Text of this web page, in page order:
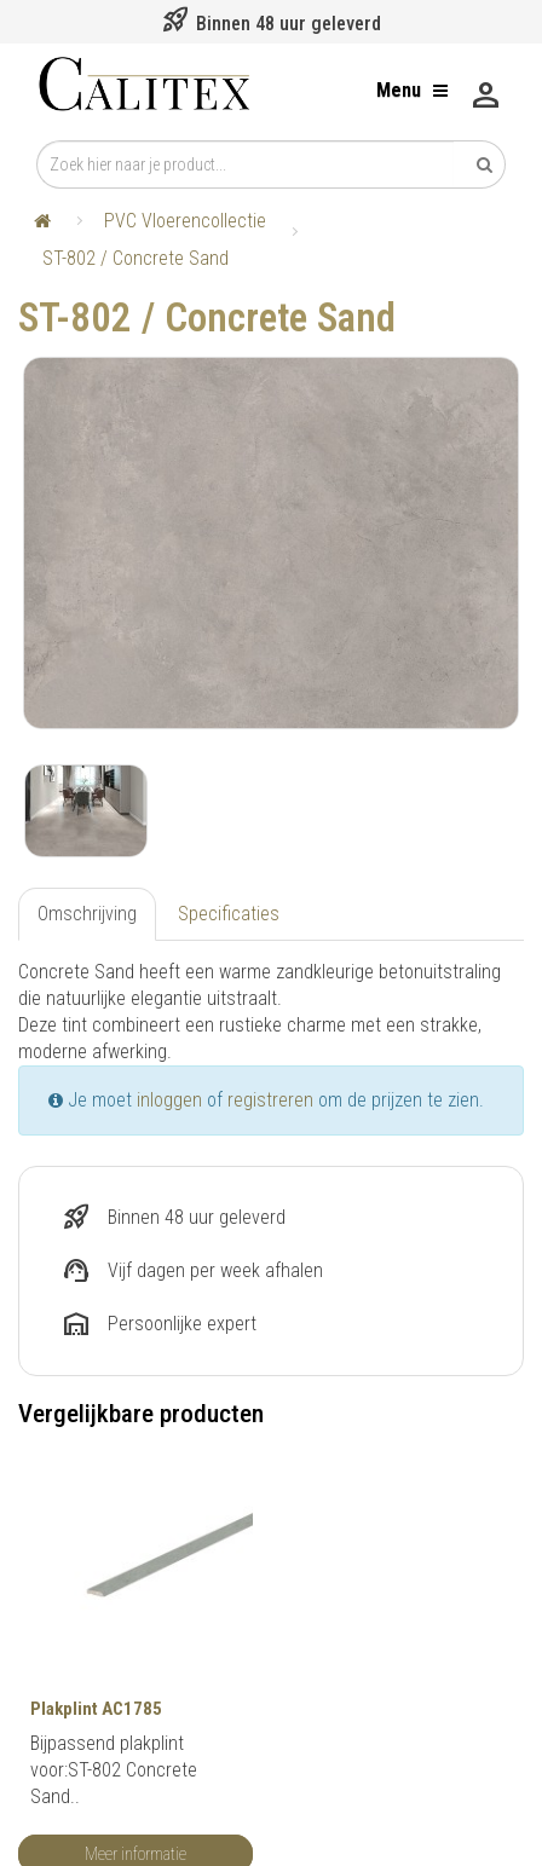
rocket_launch Binnen 48 uur geleverd
Menu person
PVC Vloerencollectie
ST-802 / Concrete Sand
ST-802 / Concrete Sand
Omschrijving Specificaties
Concrete Sand heeft een warme zandkleurige betonuitstraling
die natuurlijke elegantie uitstraalt.
Deze tint combineert een rustieke charme met een strakke,
moderne afwerking.
Je moet inloggen of registreren om de prijzen te zien.
rocket_launch Binnen 48 uur geleverd
support_agent Vijf dagen per week afhalen
warehouse Persoonlijke expert
Vergelijkbare producten
Plakplint AC1785
Bijpassend plakplint
voor:ST-802 Concrete
Sand..
Meer informatie